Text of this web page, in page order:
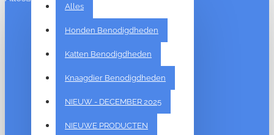
Alles
Honden Benodigdheden
Katten Benodigdheden
Knaagdier Benodigdheden
NIEUW - DECEMBER 2025
NIEUWE PRODUCTEN